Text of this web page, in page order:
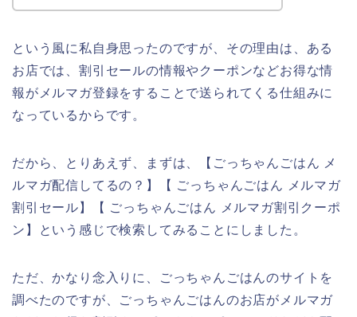
という風に私自身思ったのですが、その理由は、ある
お店では、割引セールの情報やクーポンなどお得な情
報がメルマガ登録をすることで送られてくる仕組みに
なっているからです。
だから、とりあえず、まずは、【ごっちゃんごはん メ
ルマガ配信してるの？】【 ごっちゃんごはん メルマガ
割引セール】【 ごっちゃんごはん メルマガ割引クーポ
ン】という感じで検索してみることにしました。
ただ、かなり念入りに、ごっちゃんごはんのサイトを
調べたのですが、ごっちゃんごはんのお店がメルマガ